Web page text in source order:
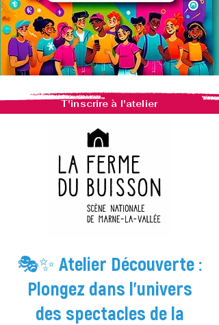
T'inscrire à l'atelier
🎭✨ Atelier Découverte :
Plongez dans l’univers
des spectacles de la